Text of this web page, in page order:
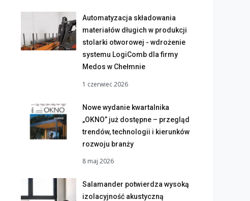
Automatyzacja składowania
materiałów długich w produkcji
stolarki otworowej - wdrożenie
systemu LogiComb dla firmy
Medos w Chełmnie
1 czerwiec 2026
Nowe wydanie kwartalnika
„OKNO” już dostępne – przegląd
trendów, technologii i kierunków
rozwoju branży
8 maj 2026
Salamander potwierdza wysoką
izolacyjność akustyczną